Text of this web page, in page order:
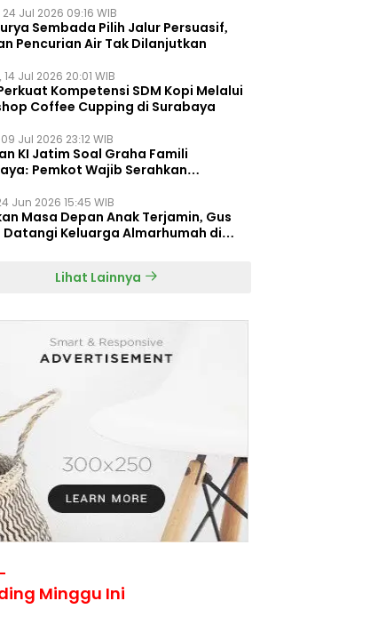
Jul 2026 09:16 WIB
Sembada Pilih Jalur Persuasif,
Pencurian Air Tak Dilanjutkan
Jul 2026 20:01 WIB
Kompetensi SDM Kopi Melalui
Coffee Cupping di Surabaya
Jul 2026 23:12 WIB
KI Jatim Soal Graha Famili
Pemkot Wajib Serahkan
Jun 2026 15:45 WIB
Masa Depan Anak Terjamin, Gus
Datangi Keluarga Almarhumah di
Lihat Lainnya
Minggu Ini